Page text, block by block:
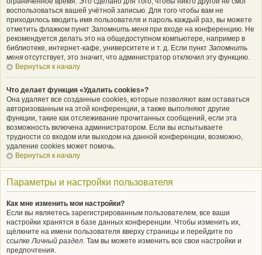
воспользоваться вашей учётной записью. Для того чтобы вам не
приходилось вводить имя пользователя и пароль каждый раз, вы можете
отметить флажком пункт Запомнить меня при входе на конференцию. Не
рекомендуется делать это на общедоступном компьютере, например в
библиотеке, интернет-кафе, университете и т. д. Если пункт Запомнить
меня отсутствует, это значит, что администратор отключил эту функцию.
Вернуться к началу
Что делает функция «Удалить cookies»?
Она удаляет все созданные cookies, которые позволяют вам оставаться
авторизованным на этой конференции, а также выполняют другие
функции, такие как отслеживание прочитанных сообщений, если эта
возможность включена администратором. Если вы испытываете
трудности со входом или выходом на данной конференции, возможно,
удаление cookies может помочь.
Вернуться к началу
Параметры и настройки пользователя
Как мне изменить мои настройки?
Если вы являетесь зарегистрированным пользователем, все ваши
настройки хранятся в базе данных конференции. Чтобы изменить их,
щёлкните на имени пользователя вверху страницы и перейдите по
ссылкеЛичный раздел. Там вы можете изменить все свои настройки и
предпочтения.